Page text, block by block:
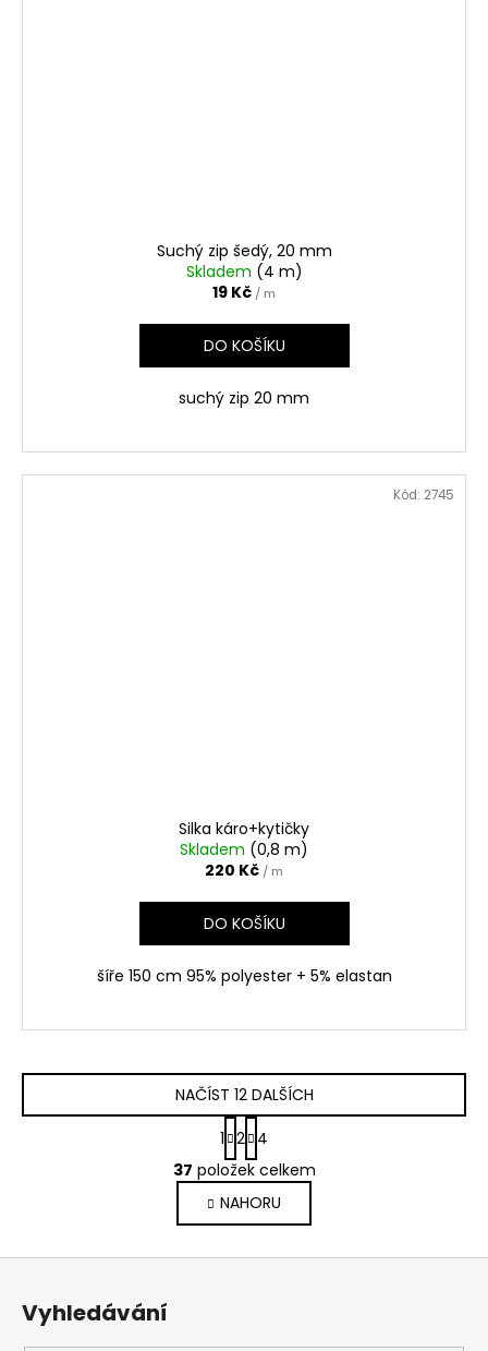
Suchý zip šedý, 20 mm
Skladem (4 m)
19 Kč / m
DO KOŠÍKU
suchý zip 20 mm
Silka káro+kytičky
Skladem (0,8 m)
220 Kč / m
DO KOŠÍKU
šíře 150 cm 95% polyester + 5% elastan
Kód: 2745
O
v
l
á
d
NAČÍST 12 DALŠÍCH
S
t
r
á
n
k
1 2 4
37 položek celkem
NAHORU
Z
Vyhledávání